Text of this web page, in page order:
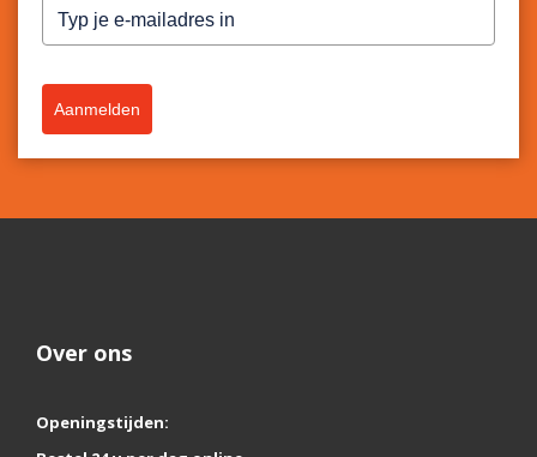
Aanmelden
Over ons
Openingstijden: